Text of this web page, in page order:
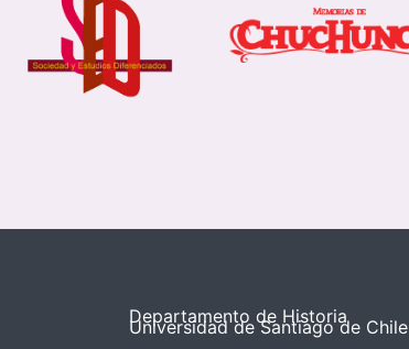
Departamento de Historia
Universidad de Santiago de Chile